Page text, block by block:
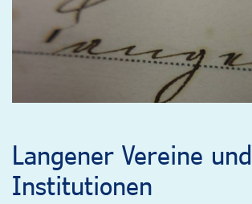
Langener Vereine und
Institutionen